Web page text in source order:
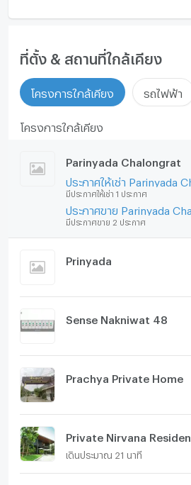
ที่ตั้ง & สถานที่ใกล้เคียง
โครงการใกล้เคียง รถไฟฟ้า
โครงการใกล้เคียง
Parinyada Chalongrat
ประกาศให้เช่า Parinyada
มีประกาศให้เช่า 1 ประกาศ
ประกาศขาย Parinyada
มีประกาศขาย 2 ประกาศ
Prinyada
Sense Nakniwat 48
Prachya Private Home
เดินประมาณ 21 นาที